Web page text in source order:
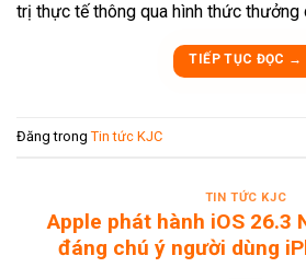
trị thực tế thông qua hình thức thưởng
TIẾP TỤC ĐỌC →
Đăng trong Tin tức KJC
TIN TỨC KJC
Apple phát hành iOS 26.3
đáng chú ý người dùng